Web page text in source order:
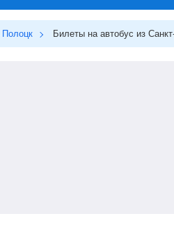
Полоцк Билеты на автобус из